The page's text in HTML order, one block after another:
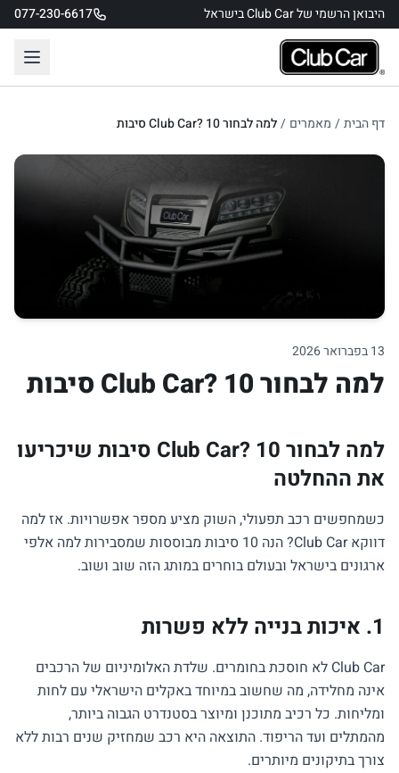
היבואן הרשמי של Club Car בישראל 077-230-6617
דף הבית/ מאמרים /למה לבחור Club Car? 10 סיבות
13 בפברואר 2026
למה לבחור Club Car? 10 סיבות
למה לבחור Club Car? 10 סיבות שיכריעו
את ההחלטה
כשמחפשים רכב תפעולי, השוק מציע מספר אפשרויות. אז למה
דווקא Club Car? הנה 10 סיבות מבוססות שמסבירות למה אלפי
ארגונים בישראל ובעולם בוחרים במותג הזה שוב ושוב.
1. איכות בנייה ללא פשרות
Club Car לא חוסכת בחומרים. שלדת האלומיניום של הרכבים
אינה מחלידה, מה שחשוב במיוחד באקלים הישראלי עם לחות
ומליחות. כל רכיב מתוכנן ומיוצר בסטנדרט הגבוה ביותר,
מהמתלים ועד הריפוד. התוצאה היא רכב שמחזיק שנים רבות ללא
צורך בתיקונים מיותרים.